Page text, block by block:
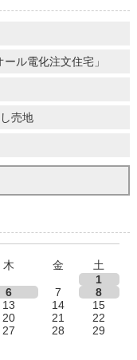
ル電化注文住宅」
売地
木 金
土
1
6 7
8
13 14
15
20 21
22
27 28
29